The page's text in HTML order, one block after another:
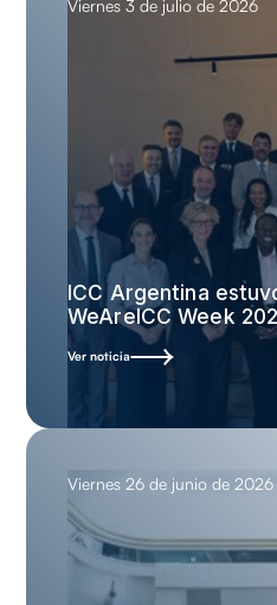
Viernes 3 de julio de 2026
ICC Argentina
WeAreICC Week
Ver noticia
Viernes 26 de junio de 2026